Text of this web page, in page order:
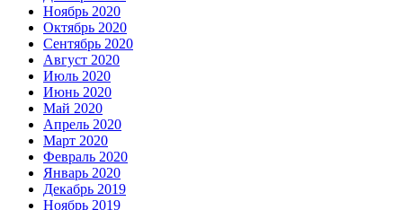
Ноябрь 2020
Октябрь 2020
Сентябрь 2020
Август 2020
Июль 2020
Июнь 2020
Май 2020
Апрель 2020
Март 2020
Февраль 2020
Январь 2020
Декабрь 2019
Ноябрь 2019